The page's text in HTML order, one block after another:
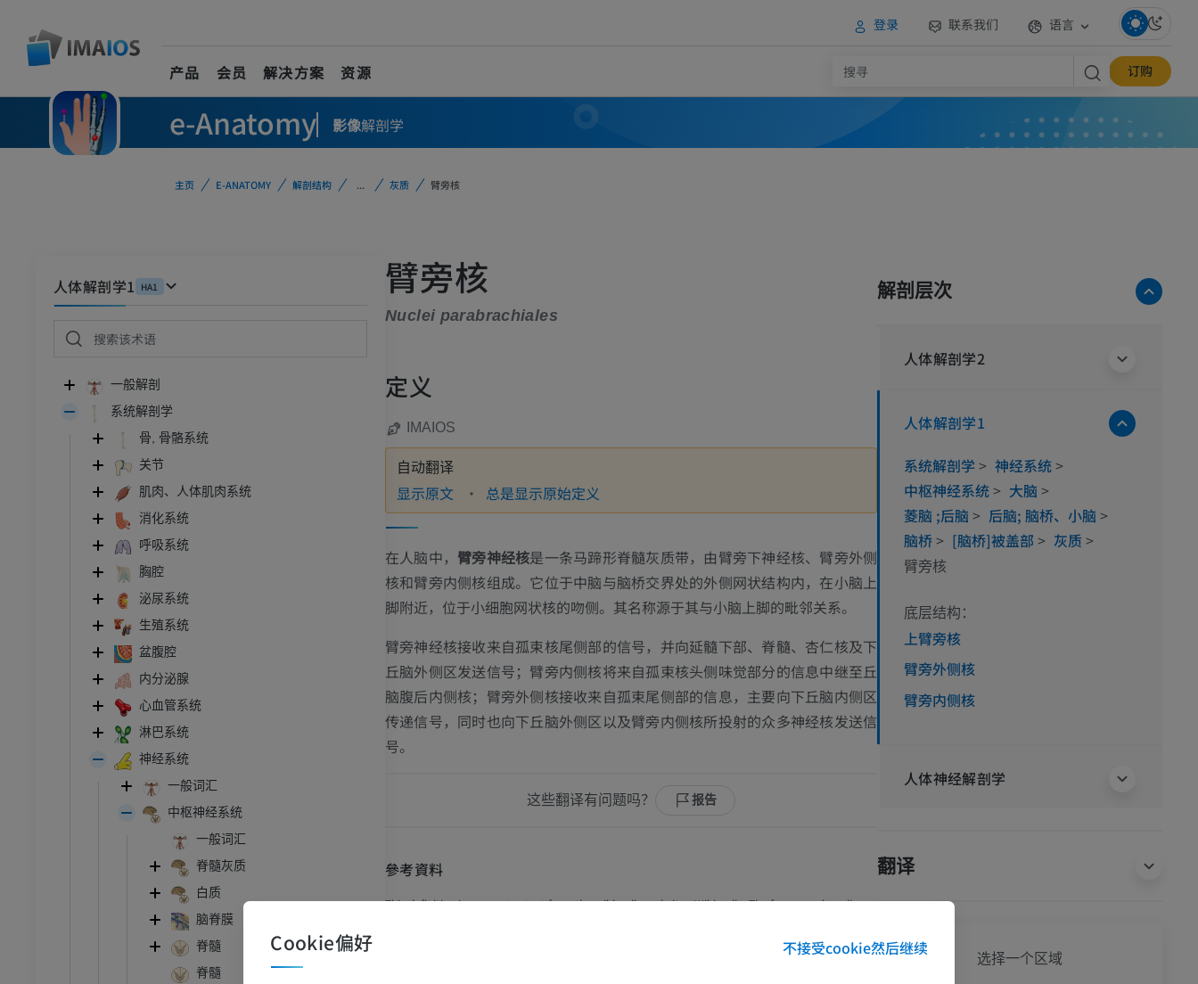
登录 联系我们 语言
产品 会员 解决方案 资源 订购
e-Anatomy 影像解剖学
主页 E-ANATOMY 解剖结构 ... 灰质 臂旁核
人体解剖学1 HA1
一般解剖
系统解剖学
骨, 骨骼系统
关节
肌肉、人体肌肉系统
消化系统
呼吸系统
胸腔
泌尿系统
生殖系统
盆腹腔
内分泌腺
心血管系统
淋巴系统
神经系统
一般词汇
中枢神经系统
一般词汇
脊髓灰质
白质
脑脊膜
脊髓
脊髓
臂旁核
Nuclei parabrachiales
定义
IMAIOS
自动翻译
显示原文 总是显示原始定义
在人脑中，臂旁神经核是一条马蹄形脊髓灰质带，由臂旁下神经核、臂旁外侧
核和臂旁内侧核组成。它位于中脑与脑桥交界处的外侧网状结构内，在小脑上
脚附近，位于小细胞网状核的吻侧。其名称源于其与小脑上脚的毗邻关系。
臂旁神经核接收来自孤束核尾侧部的信号，并向延髓下部、脊髓、杏仁核及下
丘脑外侧区发送信号；臂旁内侧核将来自孤束核头侧味觉部分的信息中继至丘
脑腹后内侧核；臂旁外侧核接收来自孤束尾侧部的信息，主要向下丘脑内侧区
传递信号，同时也向下丘脑外侧区以及臂旁内侧核所投射的众多神经核发送信
号。
这些翻译有问题吗？ 报告
參考資料
This definition incorporates text from the wikipedia website - Wikipedia: The free encyclopedia.
解剖层次
人体解剖学2
人体解剖学1
系统解剖学 > 神经系统>
中枢神经系统> 大脑 >
菱脑 ;后脑 > 后脑; 脑桥、小脑 >
脑桥> [脑桥]被盖部 > 灰质>
臂旁核
底层结构：
上臂旁核
臂旁外侧核
臂旁内侧核
人体神经解剖学
翻译
跗 - 足 选择一个区域
Cookie偏好 不接受cookie然后继续